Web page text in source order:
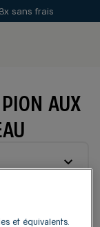
sans frais
AUX
et équivalents.